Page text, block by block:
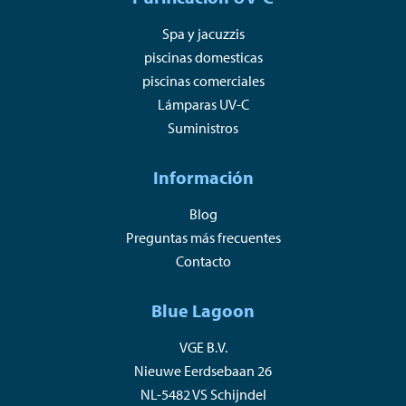
Spa y jacuzzis
piscinas domesticas
piscinas comerciales
Lámparas UV-C
Suministros
Información
Blog
Preguntas más frecuentes
Contacto
Blue Lagoon
VGE B.V.
Nieuwe Eerdsebaan 26
NL-5482 VS Schijndel